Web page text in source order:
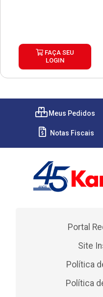
FAÇA SEU
LOGIN
Meus Pedidos
Notas Fiscais
Portal
Site
Política
Política